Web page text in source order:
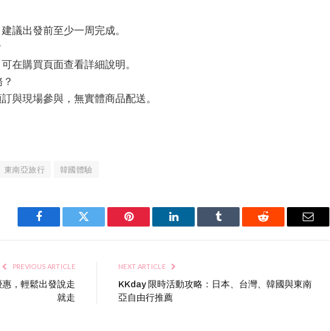
議出發前至少一周完成。
在購買頁面查看詳細說明。
與現場參與，無實體商品配送。
東南亞旅行 韓國體驗
Facebook Twitter Pinterest LinkedIn Tumblr Reddit Email
PREVIOUS ARTICLE
，輕鬆出發說走
就走
NEXT ARTICLE
KKday 限時活動攻略：日本、台灣、韓國與東南
亞自由行推薦